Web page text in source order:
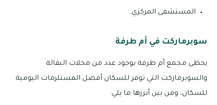
المستشفى المركزي.
سوبرماركت في أم طرفة
يحظى مجمع أم طرفة بوجود عدد من محلات البقالة
والسوبرماركت التي توفر للسكان أفضل المستلزمات اليومية
للسكان، ومن بين أبرزها ما يلي: